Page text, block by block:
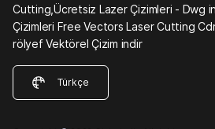
Cutting,Ücretsiz Lazer Çizimleri - Dwg
Çizimleri Free Vectors Laser Cutting
rölyef Vektörel Çizim indir
Türkçe